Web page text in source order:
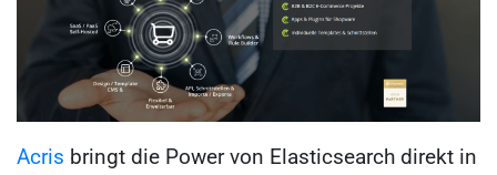
Acris bringt die Power von Elasticsearch direkt in